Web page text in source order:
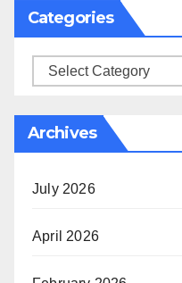
Categories
Categories
Archives
July 2026
April 2026